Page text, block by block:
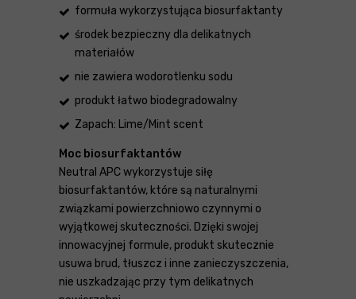
formuła wykorzystująca biosurfaktanty
środek bezpieczny dla delikatnych
materiałów
nie zawiera wodorotlenku sodu
produkt łatwo biodegradowalny
Zapach: Lime/Mint scent
Moc biosurfaktantów
Neutral APC wykorzystuje siłę
biosurfaktantów, które są naturalnymi
związkami powierzchniowo czynnymi o
wyjątkowej skuteczności. Dzięki swojej
innowacyjnej formule, produkt skutecznie
usuwa brud, tłuszcz i inne zanieczyszczenia,
nie uszkadzając przy tym delikatnych